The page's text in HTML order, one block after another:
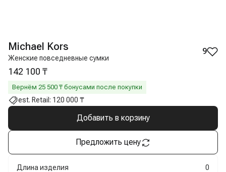
Michael Kors
Женские повседневные сумки
9
142 100 ₸
Вернём 25 500 ₸ бонусами после покупки
est. Retail: 120 000 ₸
Добавить в корзину
Предложить цену
Длина изделия
0